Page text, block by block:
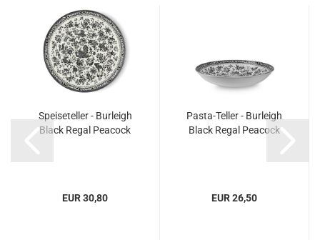
Speiseteller - Burleigh
Black Regal Peacock
EUR 30,80
Pasta-Teller - Burleigh
Black Regal Peacock
EUR 26,50